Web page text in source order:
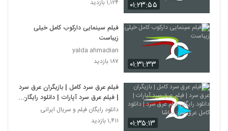
۰۱:۲۳:۵۵
۱,۱۲۴ بازدید
۰۱:۳۱:۳۳
فیلم سینمایی دارکوب کامل خیلی
زیباست
yalda ahmadian
۱۸۷ بازدید
۰۱:۳۵:۱۳
فیلم عرق سرد کامل | بازیگران عرق سرد
| فیلم عرق سرد آپارات | دانلود رایگان
فیلم عرق سرد | دانلود کامل عرق سرد
نماشا
دانلود رایگان فیلم و سریال ایرانی
۱,۴۱۱ بازدید